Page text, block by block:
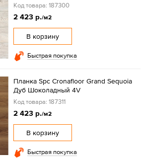
Код товара: 187300
2 423 р./м2
В корзину
Быстрая покупка
Планка Spc Cronafloor Grand Sequoia
Дуб Шоколадный 4V
Код товара: 187311
2 423 р./м2
В корзину
Быстрая покупка